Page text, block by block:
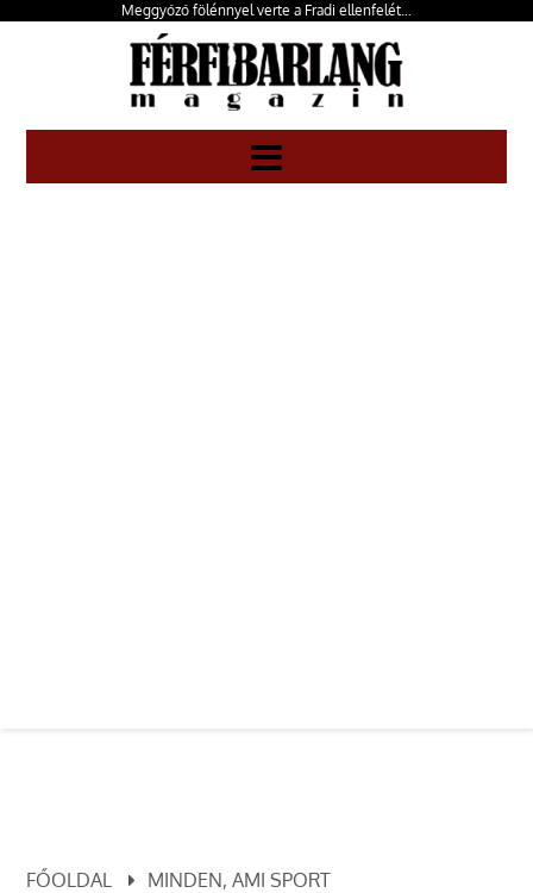
Meggyőző fölénnyel verte a Fradi ellenfelét…
FŐOLDAL
MINDEN, AMI SPORT